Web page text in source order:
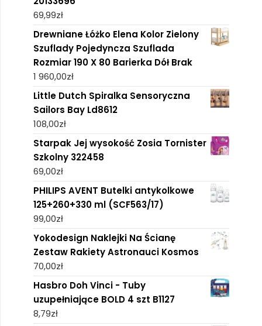
69,99zł
Drewniane Łóżko Elena Kolor Zielony
Szuflady Pojedyncza Szuflada
Rozmiar 190 X 80 Barierka Dół Brak
1 960,00zł
Little Dutch Spiralka Sensoryczna
Sailors Bay Ld8612
108,00zł
Starpak Jej wysokość Zosia Tornister
Szkolny 322458
69,00zł
PHILIPS AVENT Butelki antykolkowe
125+260+330 ml (SCF563/17)
99,00zł
Yokodesign Naklejki Na Ścianę
Zestaw Rakiety Astronauci Kosmos
70,00zł
Hasbro Doh Vinci - Tuby
uzupełniające BOLD 4 szt B1127
8,79zł